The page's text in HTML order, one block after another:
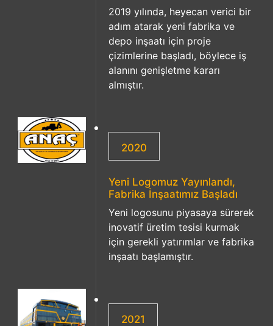
2019 yılında, heyecan verici bir
adım atarak yeni fabrika ve
depo inşaatı için proje
çizimlerine başladı, böylece iş
alanını genişletme kararı
almıştır.
2020
Yeni Logomuz Yayınlandı,
Fabrika İnşaatımız Başladı
Yeni logosunu piyasaya sürerek
inovatif üretim tesisi kurmak
için gerekli yatırımlar ve fabrika
inşaatı başlamıştır.
2021